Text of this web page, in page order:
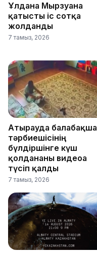
Ұлдана Мырзуанға
қатысты іс сотқа
жолданды
7 тамыз, 2026
Атырауда балабақша
тәрбиешісінің
бүлдіршінге күш
қолданғаны видеоға
түсіп қалды
7 тамыз, 2026